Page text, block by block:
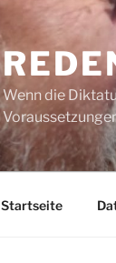
Wenn die
Startseite